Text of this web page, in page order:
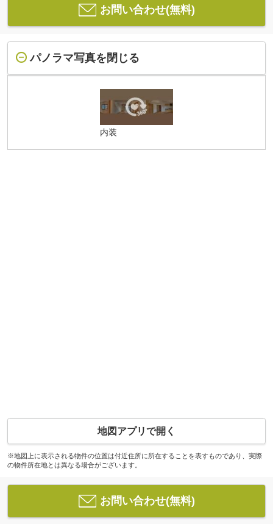
お問い合わせ(無料)
パノラマ写真を閉じる
内装
地図アプリで開く
※地図上に表示される物件の位置は付近住所に所在することを表すものであり、実際
の物件所在地とは異なる場合がございます。
お問い合わせ(無料)